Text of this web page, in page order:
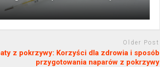
Older Post
z pokrzywy: Korzyści dla zdrowia i sposób
przygotowania naparów z pokrzywy